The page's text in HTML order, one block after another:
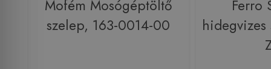
Mofém Mosógéptöltő
szelep, 163-0014-00
Ferro